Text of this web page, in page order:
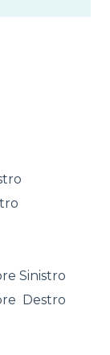
Sinistro
Destro